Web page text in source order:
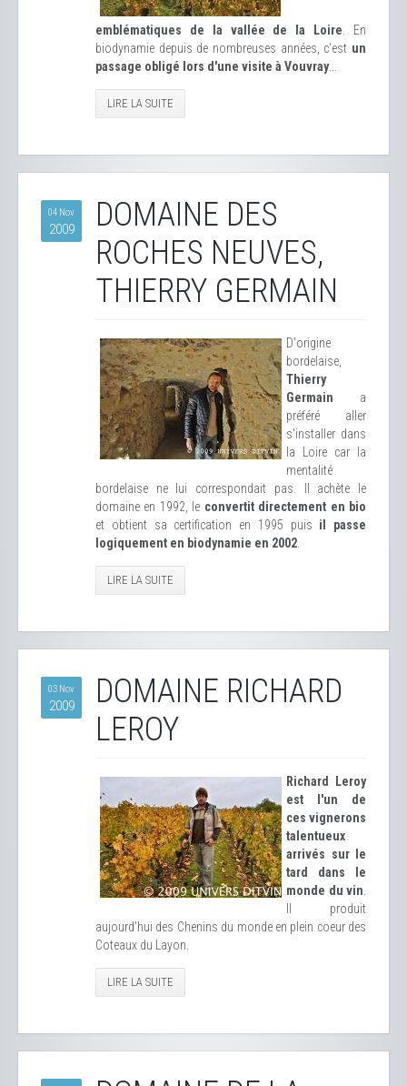
emblématiques de la vallée de la Loire . En
biodynamie depuis de nombreuses années, c'est un
passage obligé lors d'une visite à Vouvray...
LIRE LA SUITE
04 Nov
2009
DOMAINE DES
ROCHES NEUVES,
THIERRY GERMAIN
D'origine
bordelaise,
Thierry
Germain a
préféré aller
s'installer dans
la Loire car la
mentalité
bordelaise ne lui correspondait pas. Il achète le
domaine en 1992, le convertit directement en bio
et obtient sa certification en 1995 puis il passe
logiquement en biodynamie en 2002
LIRE LA SUITE
03 Nov
2009
DOMAINE RICHARD
LEROY
Richard Leroy
est l'un de
ces vignerons
talentueux
arrivés sur le
tard dans le
monde du vin
Il produit
aujourd'hui des Chenins du monde en plein coeur des
Coteaux du Layon.
LIRE LA SUITE